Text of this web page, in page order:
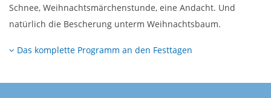
Schnee, Weihnachtsmärchenstunde, eine Andacht. Und
natürlich die Bescherung unterm Weihnachtsbaum.
Das komplette Programm an den Festtagen